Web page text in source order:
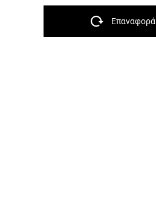
Επαναφορά